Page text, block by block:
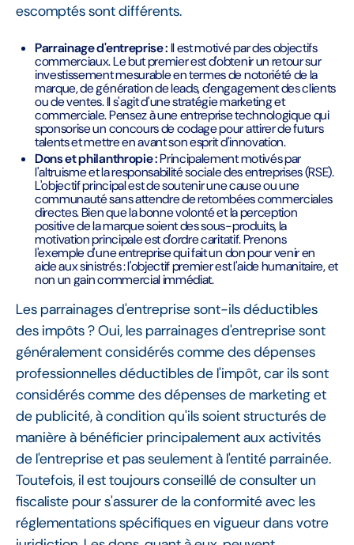
escomptés sont différents.
Parrainage d'entreprise :Il est motivé par des objectifs
commerciaux. Le but premier est d'obtenir un retour sur
investissement mesurable en termes de notoriété de la
marque, de génération de leads, d'engagement des clients
ou de ventes. Il s'agit d'une stratégie marketing et
commerciale. Pensez à une entreprise technologique qui
sponsorise un concours de codage pour attirer de futurs
talents et mettre en avant son esprit d'innovation.
Dons et philanthropie :Principalement motivés par
l'altruisme et la responsabilité sociale des entreprises (RSE).
L'objectif principal est de soutenir une cause ou une
communauté sans attendre de retombées commerciales
directes. Bien que la bonne volonté et la perception
positive de la marque soient des sous-produits, la
motivation principale est d'ordre caritatif. Prenons
l'exemple d'une entreprise qui fait un don pour venir en
aide aux sinistrés : l'objectif premier est l'aide humanitaire, et
non un gain commercial immédiat.
Les parrainages d'entreprise sont-ils déductibles
des impôts ? Oui, les parrainages d'entreprise sont
généralement considérés comme des dépenses
professionnelles déductibles de l'impôt, car ils sont
considérés comme des dépenses de marketing et
de publicité, à condition qu'ils soient structurés de
manière à bénéficier principalement aux activités
de l'entreprise et pas seulement à l'entité parrainée.
Toutefois, il est toujours conseillé de consulter un
fiscaliste pour s'assurer de la conformité avec les
réglementations spécifiques en vigueur dans votre